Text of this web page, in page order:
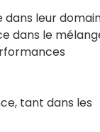
leur
dans le
tant dans les